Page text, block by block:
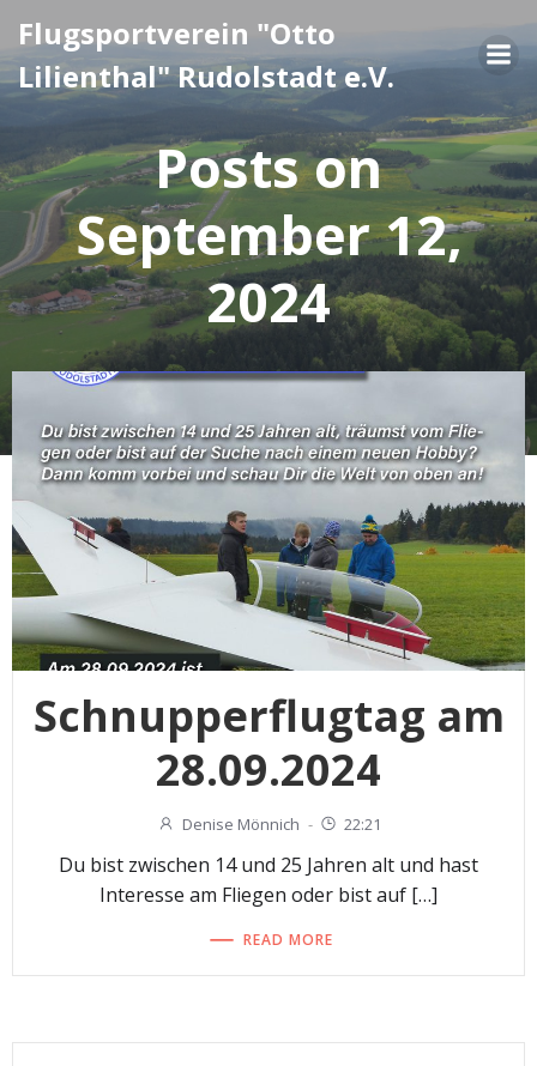
Inhalt
springen
Flugsportverein "Otto
Lilienthal" Rudolstadt e.V.
Posts on
September 12,
2024
Schnupperflugtag am
28.09.2024
Denise Mönnich - 22:21
Du bist zwischen 14 und 25 Jahren alt und hast
Interesse am Fliegen oder bist auf […]
READ MORE